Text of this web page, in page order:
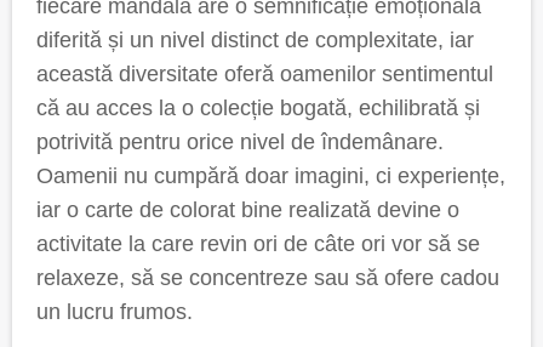
fiecare mandală are o semnificație emoțională
diferită și un nivel distinct de complexitate, iar
această diversitate oferă oamenilor sentimentul
că au acces la o colecție bogată, echilibrată și
potrivită pentru orice nivel de îndemânare.
Oamenii nu cumpără doar imagini, ci experiențe,
iar o carte de colorat bine realizată devine o
activitate la care revin ori de câte ori vor să se
relaxeze, să se concentreze sau să ofere cadou
un lucru frumos.